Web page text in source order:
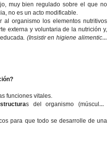
muy bien regulado sobre el que no
no es un acto modificable.
al organismo los elementos nutritivos
externa y voluntaria de la nutrición y,
. (Insistir en higiene alimenticia
?
funciones vitales.
s del organismo (músculos,
para que todo se desarrolle de una